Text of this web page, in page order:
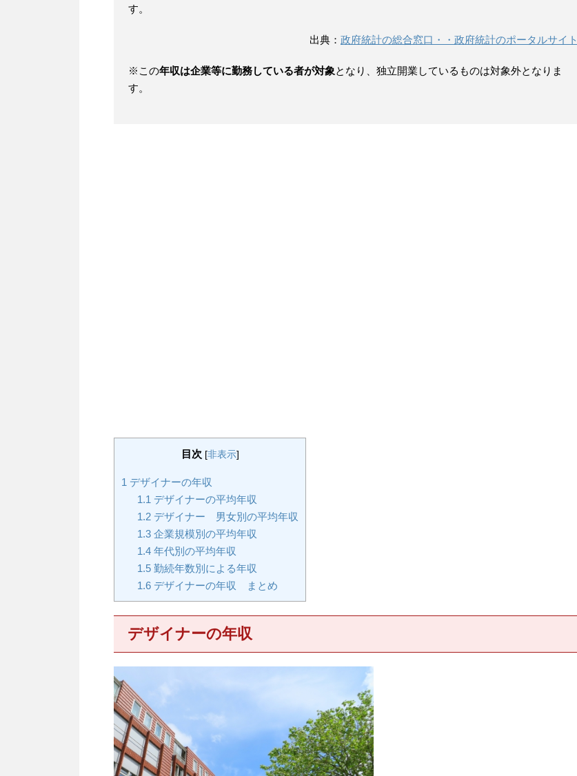
す。
出典： 政府統計の総合窓口・・政府統計のポータルサイト
※この年収は企業等に勤務している者が対象となり、独立開業しているものは対象外となりま
す。
目次 [非表示]
1 デザイナーの年収
1.1 デザイナーの平均年収
1.2デザイナー 男女別の平均年収
1.3企業規模別の平均年収
1.4年代別の平均年収
1.5勤続年数別による年収
1.6デザイナーの年収 まとめ
デザイナーの年収